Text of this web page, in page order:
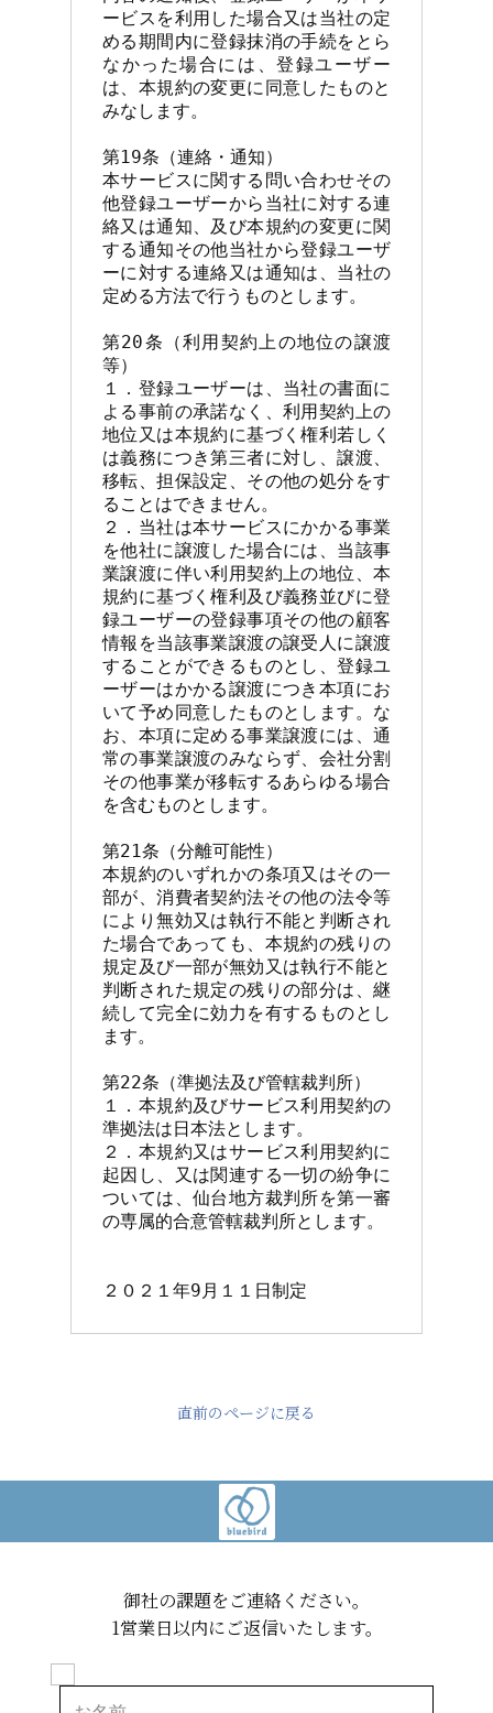
ービスを利用した場合又は当社の定
める期間内に登録抹消の手続をとら
なかった場合には、登録ユーザー
は、本規約の変更に同意したものと
みなします。
第19条（連絡・通知）
本サービスに関する問い合わせその
他登録ユーザーから当社に対する連
絡又は通知、及び本規約の変更に関
する通知その他当社から登録ユーザ
ーに対する連絡又は通知は、当社の
定める方法で行うものとします。
第20条（利用契約上の地位の譲渡
等）
１．登録ユーザーは、当社の書面に
よる事前の承諾なく、利用契約上の
地位又は本規約に基づく権利若しく
は義務につき第三者に対し、譲渡、
移転、担保設定、その他の処分をす
ることはできません。
２．当社は本サービスにかかる事業
を他社に譲渡した場合には、当該事
業譲渡に伴い利用契約上の地位、本
規約に基づく権利及び義務並びに登
録ユーザーの登録事項その他の顧客
情報を当該事業譲渡の譲受人に譲渡
することができるものとし、登録ユ
ーザーはかかる譲渡につき本項にお
いて予め同意したものとします。な
お、本項に定める事業譲渡には、通
常の事業譲渡のみならず、会社分割
その他事業が移転するあらゆる場合
を含むものとします。
第21条（分離可能性）
本規約のいずれかの条項又はその一
部が、消費者契約法その他の法令等
により無効又は執行不能と判断され
た場合であっても、本規約の残りの
規定及び一部が無効又は執行不能と
判断された規定の残りの部分は、継
続して完全に効力を有するものとし
ます。
第22条（準拠法及び管轄裁判所）
１．本規約及びサービス利用契約の
準拠法は日本法とします。
２．本規約又はサービス利用契約に
起因し、又は関連する一切の紛争に
ついては、仙台地方裁判所を第一審
の専属的合意管轄裁判所とします。
２０２１年9月１１日制定
直前のページに戻る
御社の課題をご連絡ください。
1営業日以内にご返信いたします。